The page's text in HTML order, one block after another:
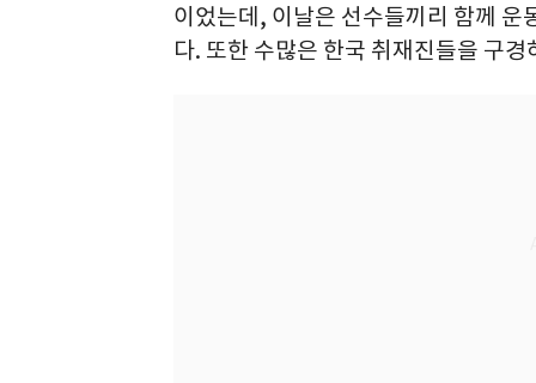
이었는데, 이날은 선수들끼리 함께 운
다. 또한 수많은 한국 취재진들을 구경